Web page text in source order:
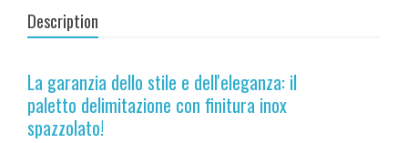
Description
La garanzia dello stile e dell'eleganza: il
paletto delimitazione con finitura inox
spazzolato!